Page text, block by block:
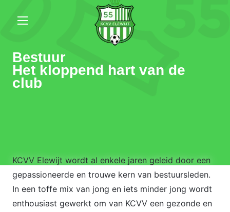
Bestuur
Het kloppend hart van de
club
KCVV Elewijt wordt al enkele jaren geleid door een
gepassioneerde en trouwe kern van bestuursleden.
In een toffe mix van jong en iets minder jong wordt
enthousiast gewerkt om van KCVV een gezonde en